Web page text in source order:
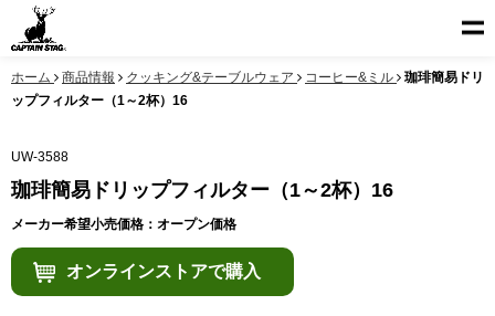
ホーム 商品情報 クッキング&テーブルウェア コーヒー&ミル
珈琲簡易ドリ
ップフィルター（1～2杯）16
UW-3588
珈琲簡易ドリップフィルター（1～2杯）16
メーカー希望小売価格：オープン価格
オンラインストアで購入